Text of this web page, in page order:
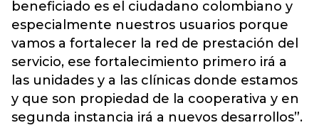
beneficiado es el ciudadano colombiano y
especialmente nuestros usuarios porque
vamos a fortalecer la red de prestación del
servicio, ese fortalecimiento primero irá a
las unidades y a las clínicas donde estamos
y que son propiedad de la cooperativa y en
segunda instancia irá a nuevos desarrollos”.